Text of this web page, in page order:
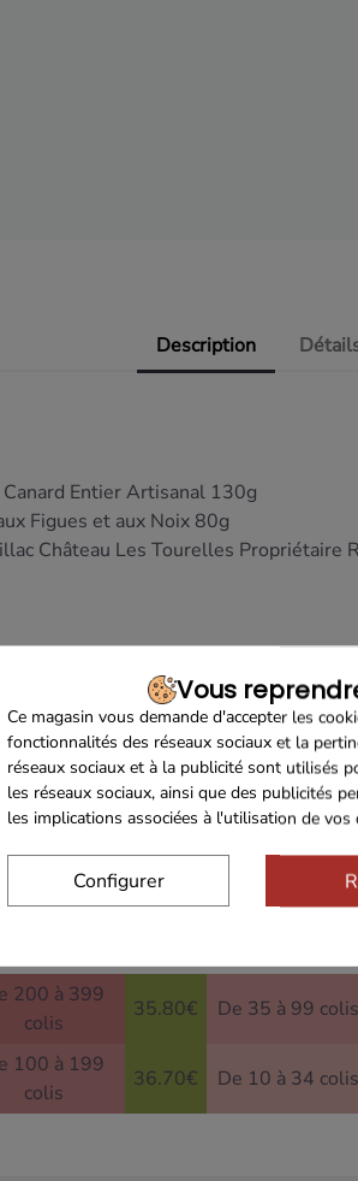
Description
Entier Artisanal 130g
Figues et aux Noix 80g
Château Les Tourelles
aux Baies Roses et Romarins 150g
200g
aux Fraises 340g
rouge (33x21x12cm)
200 à 399
colis
35.80€ De 35 à 99 colis
100 à 199
colis
36.70€ De 10 à 34 colis
Vous
Ce magasin vous demande d'accepter les
fonctionnalités des réseaux sociaux et la
réseaux sociaux et à la publicité sont utilisés
les réseaux sociaux, ainsi que des publicités
les implications associées à l'utilisation de vos
Configurer